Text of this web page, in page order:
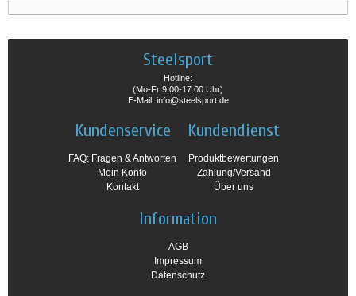
Steelsport
Hotline:
(Mo-Fr 9:00-17:00 Uhr)
E-Mail: info@steelsport.de
Kundenservice
FAQ: Fragen & Antworten
Mein Konto
Kontakt
Kundendienst
Produktbewertungen
Zahlung/Versand
Über uns
Information
AGB
Impressum
Datenschutz